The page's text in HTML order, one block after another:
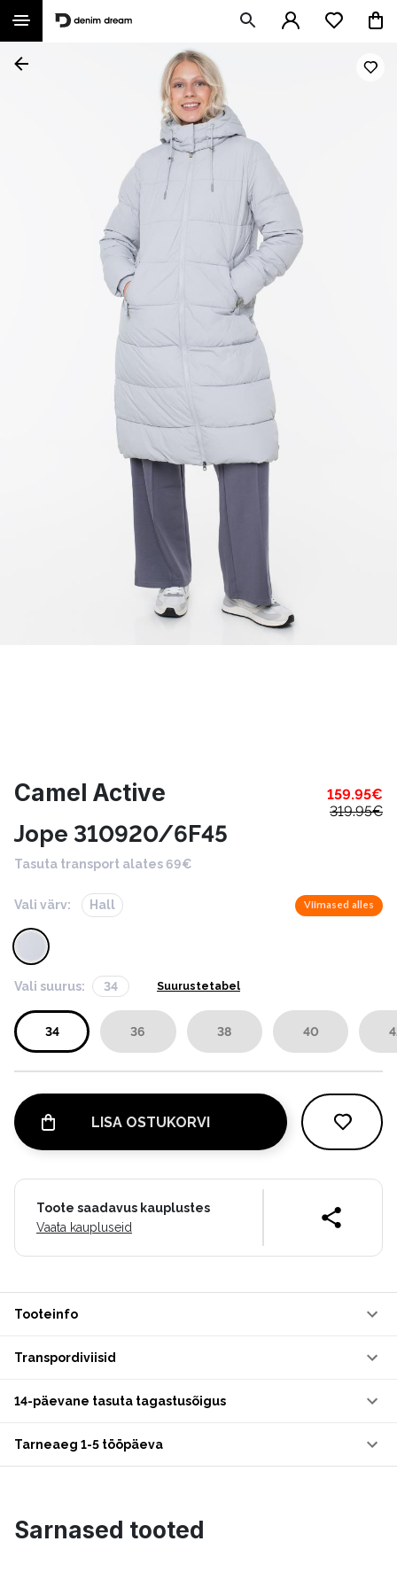
Camel Active 159.95€
319.95€
Jope 310920/6F45
Tasuta transport alates 69€
Vali värv: Hall Viimased alles
Vali suurus: 34 Suurustetabel
34 36 38 40
LISA OSTUKORVI
Toote saadavus kauplustes
Vaata kaupluseid
Tooteinfo
Transpordiviisid
14-päevane tasuta tagastusõigus
Tarneaeg 1-5 tööpäeva
Sarnased tooted